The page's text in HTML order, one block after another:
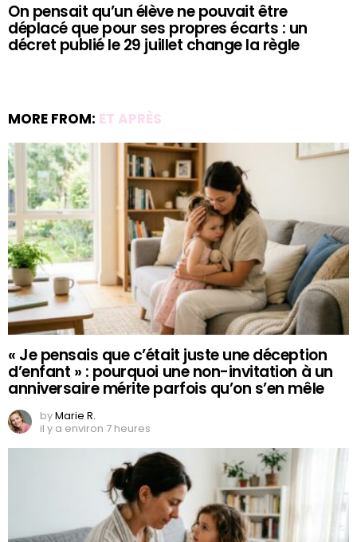
On pensait qu’un élève ne pouvait être
déplacé que pour ses propres écarts : un
décret publié le 29 juillet change la règle
MORE FROM: ET APRÈS
« Je pensais que c’était juste une déception
d’enfant » : pourquoi une non-invitation à un
anniversaire mérite parfois qu’on s’en mêle
byMarie R.
il y a environ 7 heures